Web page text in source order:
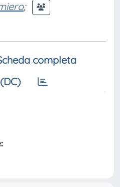
;
completa